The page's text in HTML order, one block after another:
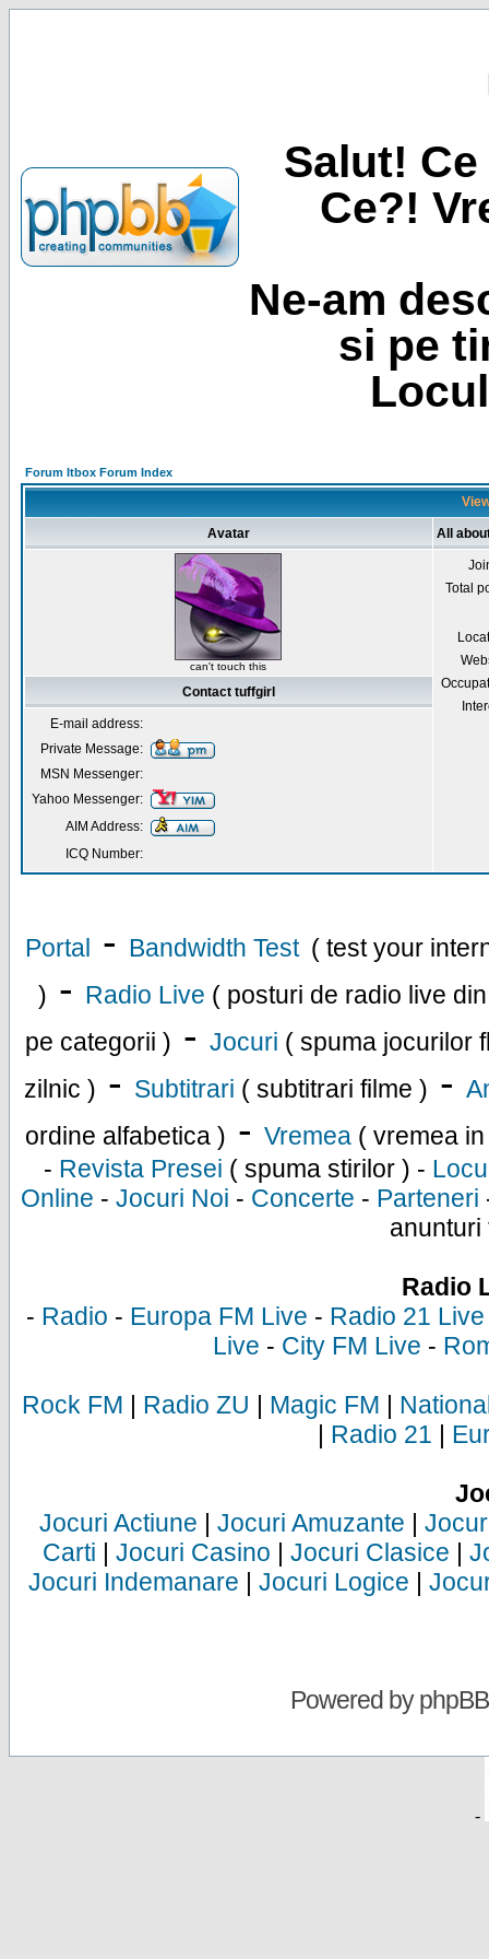
Salut!
Ce?!
Ne-am
si pe
Forum Itbox Forum Index
Avatar All
can't touch this
Total
Contact tuffgirl
E-mail address:
Private Message:
MSN Messenger:
Yahoo Messenger:
AIM Address:
ICQ Number:
Portal - Bandwidth Test ( test your
) - Radio Live ( posturi de radio live
pe categorii ) - Jocuri ( spuma jocurilor
zilnic ) - Subtitrari ( subtitrari filme ) -
ordine alfabetica ) - Vremea ( vremea
- Revista Presei ( spuma stirilor ) -
Online - Jocuri Noi - Concerte - Parteneri
anunturi
Radio
- Radio - Europa FM Live - Radio 21 Live
Live - City FM Live -
Rock FM | Radio ZU | Magic FM |
| Radio 21 |
Jocuri Actiune | Jocuri Amuzante |
Carti | Jocuri Casino | Jocuri Clasice |
Jocuri Indemanare | Jocuri Logice |
Powered byphpBB
-